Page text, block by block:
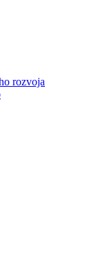
rozvoja